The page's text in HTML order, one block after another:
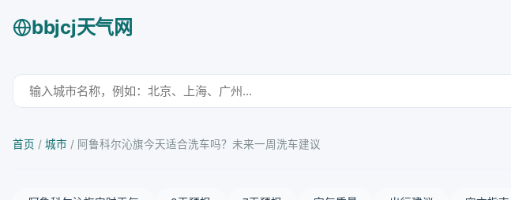
bbjcj天气网
首页 / 城市 / 阿鲁科尔沁旗今天适合洗车吗？未来一周洗车建议